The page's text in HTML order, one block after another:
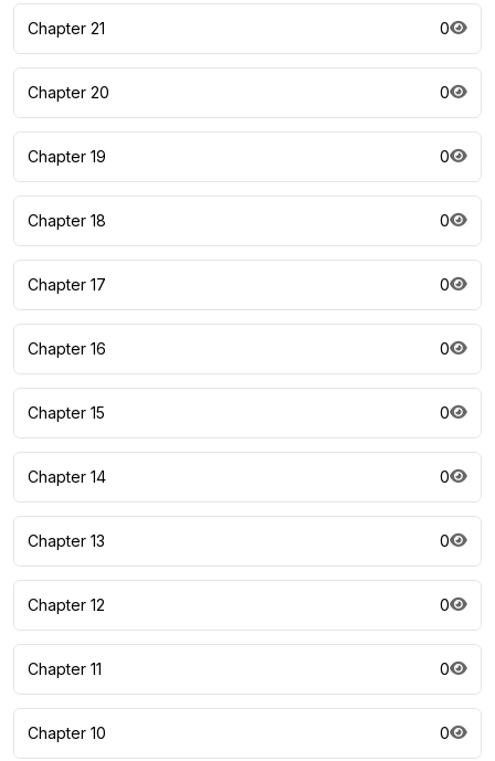
Chapter 21 0
Chapter 20 0
Chapter 19 0
Chapter 18 0
Chapter 17 0
Chapter 16 0
Chapter 15 0
Chapter 14 0
Chapter 13 0
Chapter 12 0
Chapter 11 0
Chapter 10 0